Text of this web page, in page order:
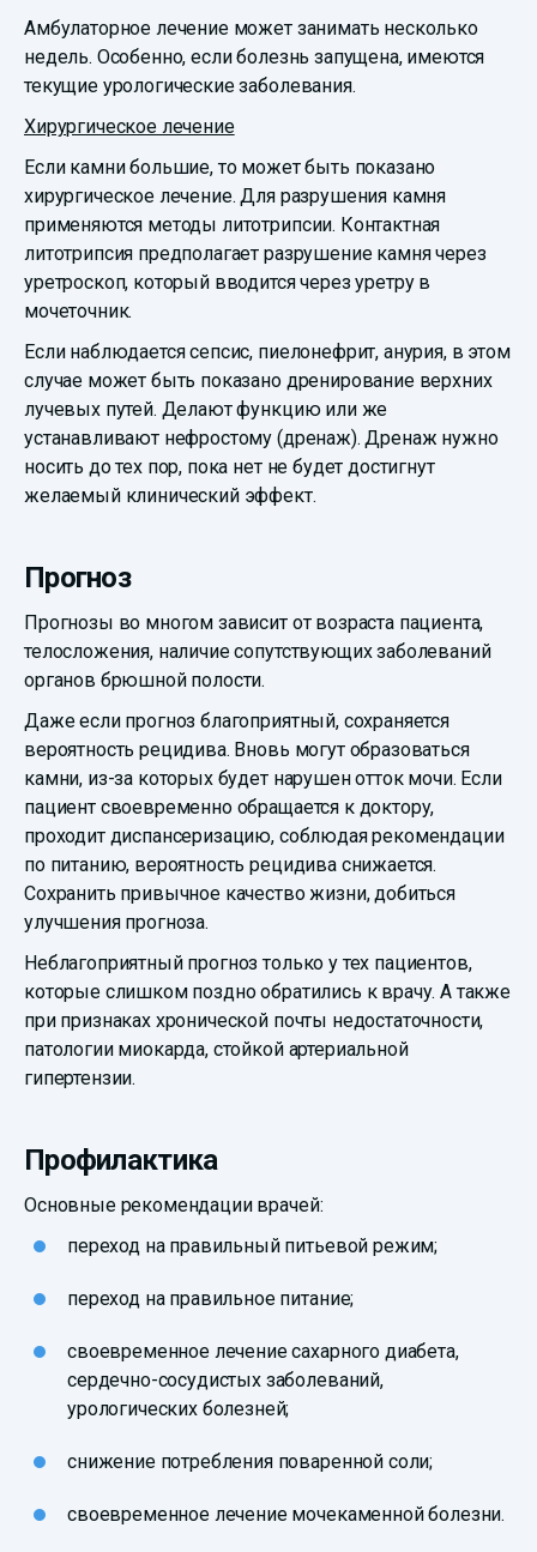
Амбулаторное лечение может занимать несколько
недель. Особенно, если болезнь запущена, имеются
текущие урологические заболевания.
Хирургическое лечение
Если камни большие, то может быть показано
хирургическое лечение. Для разрушения камня
применяются методы литотрипсии. Контактная
литотрипсия предполагает разрушение камня через
уретроскоп, который вводится через уретру в
мочеточник.
Если наблюдается сепсис, пиелонефрит, анурия, в этом
случае может быть показано дренирование верхних
лучевых путей. Делают функцию или же
устанавливают нефростому (дренаж). Дренаж нужно
носить до тех пор, пока нет не будет достигнут
желаемый клинический эффект.
Прогноз
Прогнозы во многом зависит от возраста пациента,
телосложения, наличие сопутствующих заболеваний
органов брюшной полости.
Даже если прогноз благоприятный, сохраняется
вероятность рецидива. Вновь могут образоваться
камни, из-за которых будет нарушен отток мочи. Если
пациент своевременно обращается к доктору,
проходит диспансеризацию, соблюдая рекомендации
по питанию, вероятность рецидива снижается.
Сохранить привычное качество жизни, добиться
улучшения прогноза.
Неблагоприятный прогноз только у тех пациентов,
которые слишком поздно обратились к врачу. А также
при признаках хронической почты недостаточности,
патологии миокарда, стойкой артериальной
гипертензии.
Профилактика
Основные рекомендации врачей:
переход на правильный питьевой режим;
переход на правильное питание;
своевременное лечение сахарного диабета,
сердечно-сосудистых заболеваний,
урологических болезней;
снижение потребления поваренной соли;
своевременное лечение мочекаменной болезни.